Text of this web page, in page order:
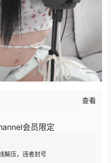
查看
会员限定
解压，违者封号